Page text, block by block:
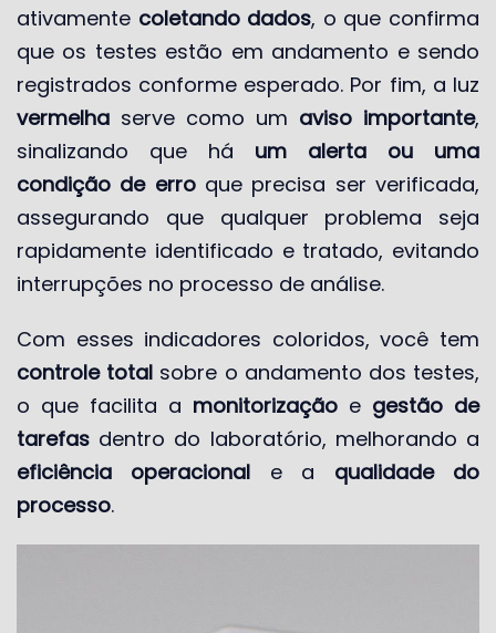
ativamente coletando dados, o que confirma
que os testes estão em andamento e sendo
registrados conforme esperado. Por fim, a luz
vermelha serve como um aviso importante,
sinalizando que há um alerta ou uma
condição de erroque precisa ser verificada,
assegurando que qualquer problema seja
rapidamente identificado e tratado, evitando
interrupções no processo de análise.
Com esses indicadores coloridos, você tem
controle total sobre o andamento dos testes,
o que facilita a monitorização e gestão de
tarefas dentro do laboratório, melhorando a
eficiência operacional e a qualidade do
processo.